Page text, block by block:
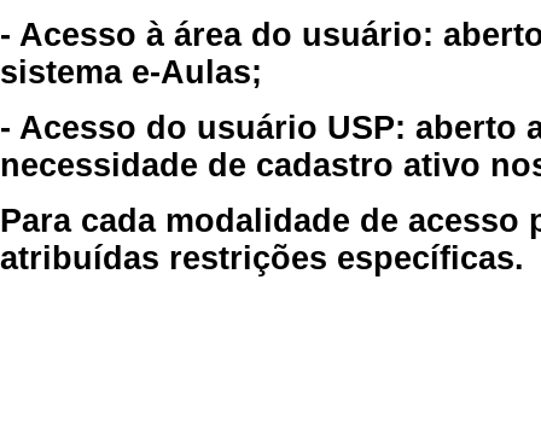
- Acesso à área do usuário:
sistema e-Aulas;
- Acesso do usuário USP: aberto
necessidade de cadastro ativo
Para cada modalidade de
atribuídas restrições específicas.